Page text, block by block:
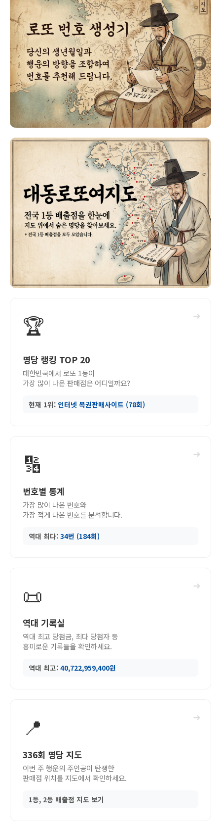
➜
🏆
명당 랭킹 TOP 20
대한민국에서 로또 1등이
가장 많이 나온 판매점은 어디일까요?
현재 1위: 인터넷 복권판매사이트 (78회)
➜
🔢
번호별 통계
가장 많이 나온 번호와
가장 적게 나온 번호를 분석합니다.
역대 최다: 34번 (184회)
➜
📜
역대 기록실
역대 최고 당첨금, 최다 당첨자 등
흥미로운 기록들을 확인하세요.
역대 최고: 40,722,959,400원
➜
📍
336회 명당 지도
이번 주 행운의 주인공이 탄생한
판매점 위치를 지도에서 확인하세요.
1등, 2등 배출점 지도 보기